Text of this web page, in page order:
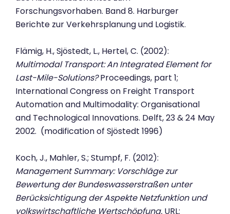
Forschungsvorhaben. Band 8. Harburger
Berichte zur Verkehrsplanung und Logistik.
Flämig, H., Sjöstedt, L., Hertel, C. (2002):
Multimodal Transport: An Integrated Element for
Last-Mile-Solutions?Proceedings, part 1;
International Congress on Freight Transport
Automation and Multimodality: Organisational
and Technological Innovations. Delft, 23 & 24 May
2002. (modification of Sjöstedt 1996)
Koch, J., Mahler, S.; Stumpf, F. (2012):
Management Summary: Vorschläge zur
Bewertung der Bundeswasserstraßen unter
Berücksichtigung der Aspekte Netzfunktion und
volkswirtschaftliche Wertschöpfung. URL: